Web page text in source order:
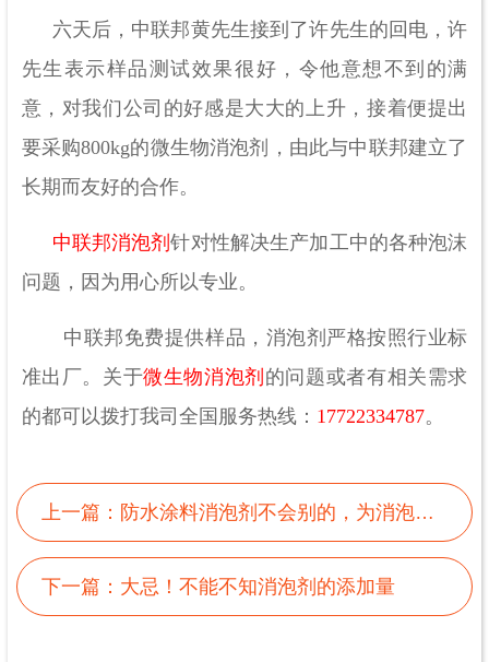
六天后，中联邦黄先生接到了许先生的回电，许
先生表示样品测试效果很好，令他意想不到的满
意，对我们公司的好感是大大的上升，接着便提出
要采购800kg的微生物消泡剂，由此与中联邦建立了
长期而友好的合作。
中联邦消泡剂针对性解决生产加工中的各种泡沫
问题，因为用心所以专业。
中联邦免费提供样品，消泡剂严格按照行业标
准出厂。关于微生物消泡剂 的问题或者有相关需求
的都可以拨打我司全国服务热线： 17722334787。
上一篇： 防水涂料消泡剂不会别的，为消泡而生
下一篇： 大忌！不能不知消泡剂的添加量